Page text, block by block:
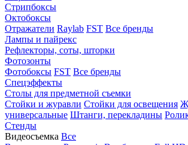
Стрипбоксы
Октобоксы
Отражатели Raylab FST Все бренды
Лампы и пайрекс
Рефлекторы, соты, шторки
Фотозонты
Фотобоксы FST Все бренды
Спецэффекты
Столы для предметной съемки
Стойки и журавли Стойки для освещения
универсальные Штанги, перекладины
Стенды
Видеосъемка Все